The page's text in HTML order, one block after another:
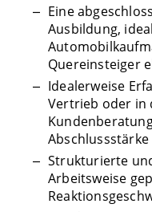
Eine
Ausbildung,
Quereinsteiger
Idealerweise
Vertrieb oder in
Abschlussstärke
Strukturierte
Arbeitsweise